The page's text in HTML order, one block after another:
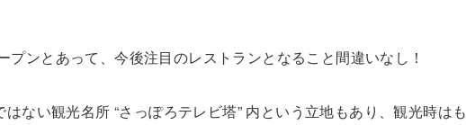
プンとあって、今後注目のレストランとなること間違いなし！
ない観光名所 “さっぽろテレビ塔” 内という立地もあり、観光時はも